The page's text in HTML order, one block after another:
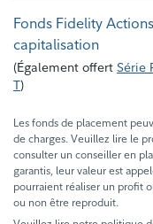
Fonds Fidelity
capitalisation
(Également offert Série
T)
Les fonds de placement
de charges. Veuillez lire le
consulter un conseiller en
garantis, leur valeur est
pourraient réaliser un profit
ou non être reproduit.